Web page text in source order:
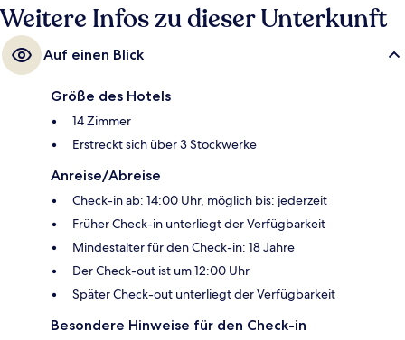
Weitere Infos zu dieser Unterkunft
Auf einen Blick
Größe des Hotels
14 Zimmer
Erstreckt sich über 3 Stockwerke
Anreise/Abreise
Check-in ab: 14:00 Uhr, möglich bis: jederzeit
Früher Check-in unterliegt der Verfügbarkeit
Mindestalter für den Check-in: 18 Jahre
Der Check-out ist um 12:00 Uhr
Später Check-out unterliegt der Verfügbarkeit
Besondere Hinweise für den Check-in